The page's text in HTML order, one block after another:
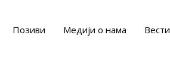
Позиви Медији о нама Вести